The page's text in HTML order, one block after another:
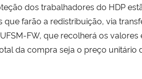
dos trabalhadores do HDP
farão a redistribuição, via
FW, que recolherá os valores
da compra seja o preço unitário